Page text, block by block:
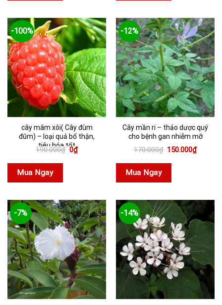
-100%
cây mâm xôi( Cây đùm
đũm) – loại quả bổ thận,
tiêu hóa tốt
190.000₫ Giá
gốc
0₫Giá
hiện
Mua Ngay
-12%
Cây mần ri – thảo dược quý
cho bệnh gan nhiễm mỡ
170.000₫ Giá
là:
150.000₫Giá
hiện
Mua Ngay
-7% -14%